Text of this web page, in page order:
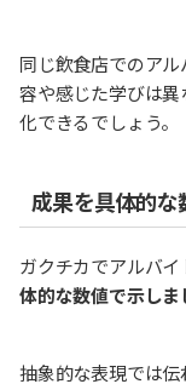
同じ飲食店でのア
容や感じた学びは
化できるでしょう。
成果を具体的な
ガクチカでアルバイ
体的な数値で示しま
抽象的な表現では